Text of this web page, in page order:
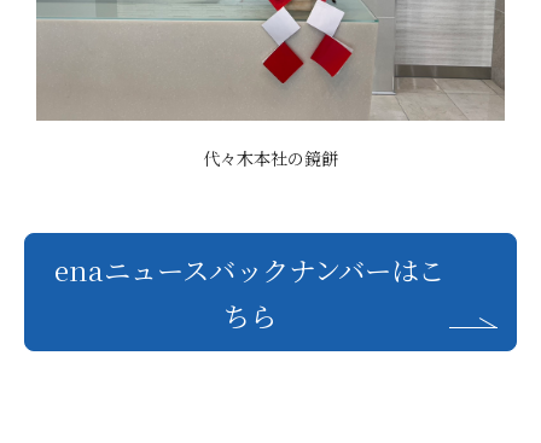
代々木本社の鏡餅
enaニュースバックナンバーはこ
ちら